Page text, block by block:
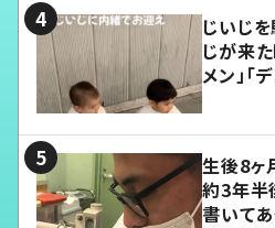
じいじ
じが来
メン」「
生後8ヶ
約3年半
書いて